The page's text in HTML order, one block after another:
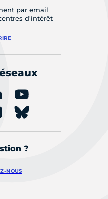
par email
d'intérêt
?
NOUS